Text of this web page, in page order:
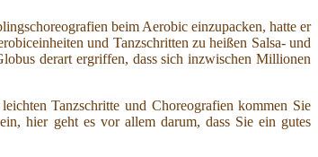
beim Aerobic einzupacken, hatte er
und Tanzschritten zu heißen Salsa- und
derart ergriffen, dass sich inzwischen Millionen
Tanzschritte und Choreografien kommen Sie
hier geht es vor allem darum, dass Sie ein gutes